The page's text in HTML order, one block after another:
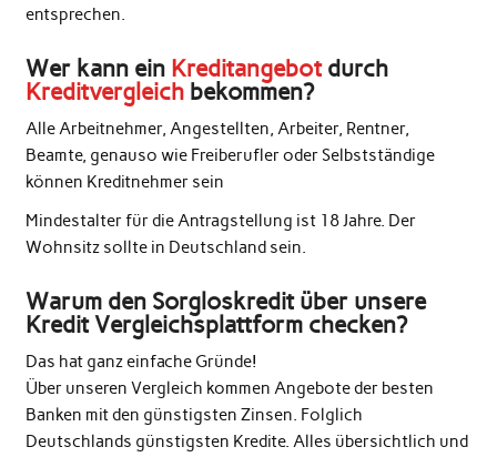
entsprechen.
Wer kann ein Kreditangebotdurch
Kreditvergleichbekommen?
Alle Arbeitnehmer, Angestellten, Arbeiter, Rentner,
Beamte, genauso wie Freiberufler oder Selbstständige
können Kreditnehmer sein
Mindestalter für die Antragstellung ist 18 Jahre. Der
Wohnsitz sollte in Deutschland sein.
Warum den Sorgloskredit über unsere
Kredit Vergleichsplattform checken?
Das hat ganz einfache Gründe!
Über unseren Vergleich kommen Angebote der besten
Banken mit den günstigsten Zinsen. Folglich
Deutschlands günstigsten Kredite. Alles übersichtlich und